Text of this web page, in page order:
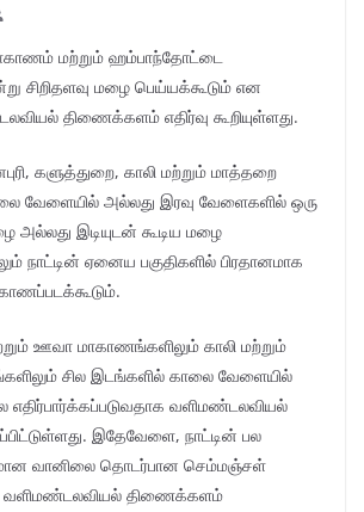
மற்றும் ஹம்பாந்தோட்டை
சிறிதளவு மழை பெய்யக்கூடும் என
திணைக்களம் எதிர்வு கூறியுள்ளது.
களுத்துறை, காலி மற்றும் மாத்தறை
வேளையில் அல்லது இரவு வேளைகளில் ஒரு
அல்லது இடியுடன் கூடிய மழை
நாட்டின் ஏனைய பகுதிகளில் பிரதானமாக
ஊவா மாகாணங்களிலும் காலி மற்றும்
சில இடங்களில் காலை வேளையில்
எதிர்பார்க்கப்படுவதாக வளிமண்டலவியல்
இதேவேளை, நாட்டின் பல
வானிலை தொடர்பான செம்மஞ்சள்
வளிமண்டலவியல் திணைக்களம்